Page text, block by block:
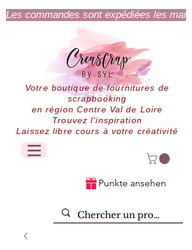
Les commandes sont expédiées les
Votre boutique de fournitures de
scrapbooking
en région Centre Val de Loire
Trouvez l'inspiration
Laissez libre cours à votre créativité
Punkte ansehen